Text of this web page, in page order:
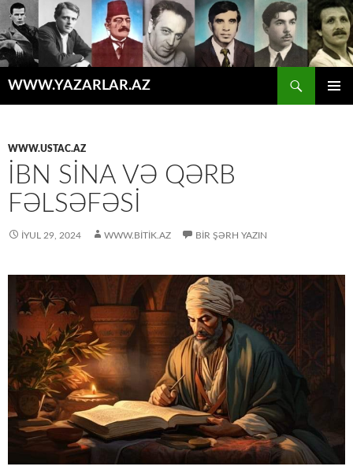
WWW.YAZARLAR.AZ
WWW.USTAC.AZ
İBN SINA VƏ QƏRB
FƏLSƏFƏSI
İYUL 29, 2024 WWW.BITIK.AZ BIR ŞƏRH YAZIN